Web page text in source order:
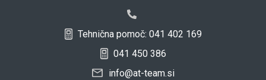
Tehnična pomoč: 041 402 169
041 450 386
info@at-team.si